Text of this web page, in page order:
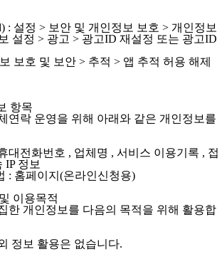
: 설정 > 보안 및 개인정보 보호 > 개인정보
설정 > 광고 > 광고ID 재설정 또는 광고ID
보호 및 보안 > 추적 > 앱 추적 허용 해제
항목
연락 운영을 위해 아래와 같은 개인정보를
대전화번호 , 업체명 , 서비스 이용기록 , 접
IP 정보
: 홈페이지(온라인신청용)
이용목적
한 개인정보를 다음의 목적을 위해 활용합
정보 활용은 없습니다.